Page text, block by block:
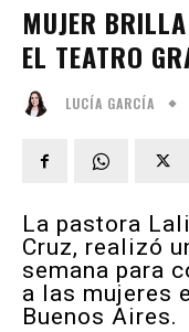
MUJER
EL TEATRO
LUCÍA GARCÍA
La pastora
Cruz, realizó
semana para
a las mujeres
Buenos Aires.